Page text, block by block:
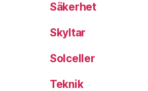
Säkerhet
Skyltar
Solceller
Teknik